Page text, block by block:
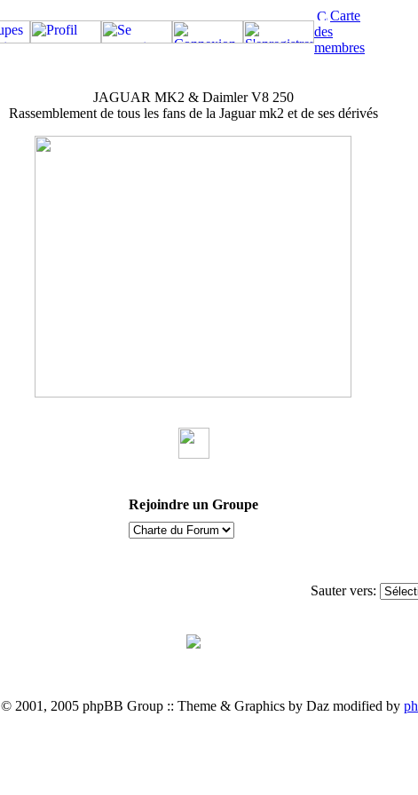
Carte
des
membres
JAGUAR MK2 & Daimler V8 250
Rassemblement de tous les fans de la Jaguar mk2 et de ses dérivés
Rejoindre un Groupe
Sauter vers:
© 2001, 2005 phpBB Group :: Theme & Graphics by Daz modified by